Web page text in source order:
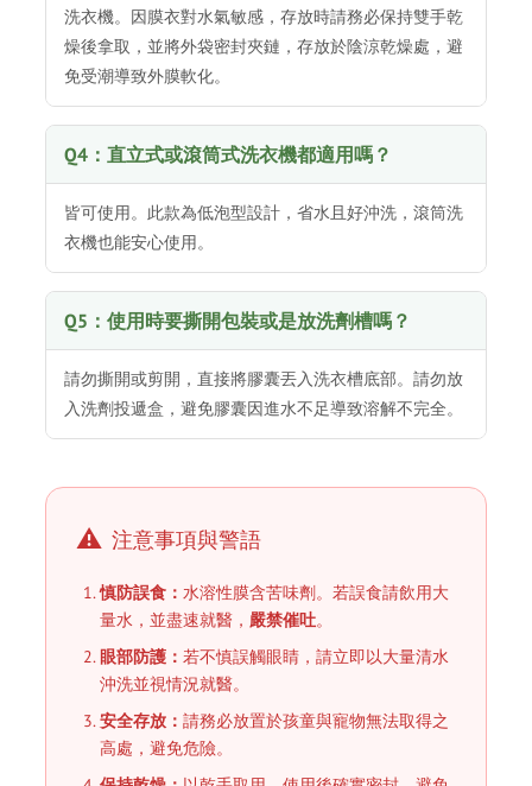
洗衣機。因膜衣對水氣敏感，存放時請務必保持雙手乾
燥後拿取，並將外袋密封夾鏈，存放於陰涼乾燥處，避
免受潮導致外膜軟化。
Q4：直立式或滾筒式洗衣機都適用嗎？
皆可使用。此款為低泡型設計，省水且好沖洗，滾筒洗
衣機也能安心使用。
Q5：使用時要撕開包裝或是放洗劑槽嗎？
請勿撕開或剪開，直接將膠囊丟入洗衣槽底部。請勿放
入洗劑投遞盒，避免膠囊因進水不足導致溶解不完全。
⚠️ 注意事項與警語
慎防誤食： 水溶性膜含苦味劑。若誤食請飲用大
量水，並盡速就醫， 嚴禁催吐。
眼部防護： 若不慎誤觸眼睛，請立即以大量清水
沖洗並視情況就醫。
安全存放： 請務必放置於孩童與寵物無法取得之
高處，避免危險。